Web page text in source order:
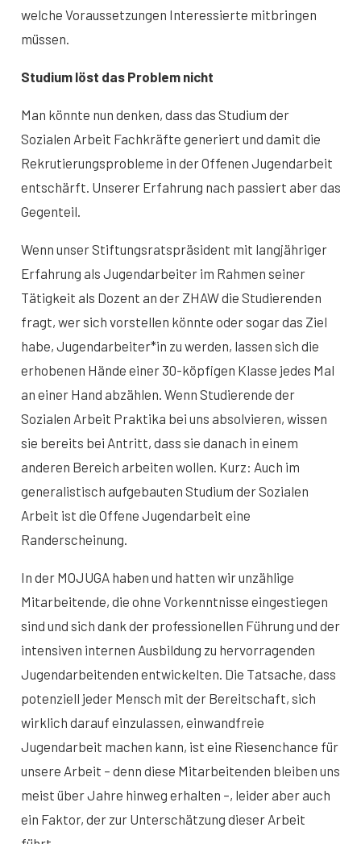
welche Voraussetzungen Interessierte mitbringen
müssen.
Studium löst das Problem nicht
Man könnte nun denken, dass das Studium der
Sozialen Arbeit Fachkräfte generiert und damit die
Rekrutierungsprobleme in der Offenen Jugendarbeit
entschärft. Unserer Erfahrung nach passiert aber das
Gegenteil.
Wenn unser Stiftungsratspräsident mit langjähriger
Erfahrung als Jugendarbeiter im Rahmen seiner
Tätigkeit als Dozent an der ZHAW die Studierenden
fragt, wer sich vorstellen könnte oder sogar das Ziel
habe, Jugendarbeiter*in zu werden, lassen sich die
erhobenen Hände einer 30-köpfigen Klasse jedes Mal
an einer Hand abzählen. Wenn Studierende der
Sozialen Arbeit Praktika bei uns absolvieren, wissen
sie bereits bei Antritt, dass sie danach in einem
anderen Bereich arbeiten wollen. Kurz: Auch im
generalistisch aufgebauten Studium der Sozialen
Arbeit ist die Offene Jugendarbeit eine
Randerscheinung.
In der MOJUGA haben und hatten wir unzählige
Mitarbeitende, die ohne Vorkenntnisse eingestiegen
sind und sich dank der professionellen Führung und der
intensiven internen Ausbildung zu hervorragenden
Jugendarbeitenden entwickelten. Die Tatsache, dass
potenziell jeder Mensch mit der Bereitschaft, sich
wirklich darauf einzulassen, einwandfreie
Jugendarbeit machen kann, ist eine Riesenchance für
unsere Arbeit – denn diese Mitarbeitenden bleiben uns
meist über Jahre hinweg erhalten –, leider aber auch
ein Faktor, der zur Unterschätzung dieser Arbeit